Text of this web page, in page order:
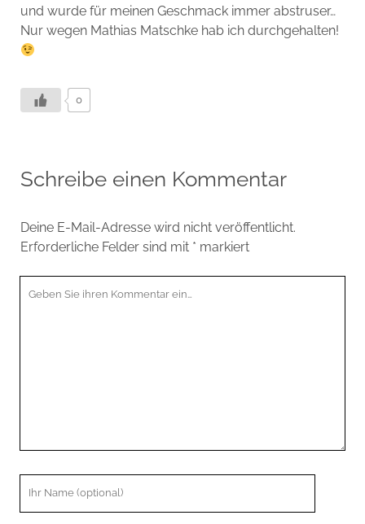
und wurde für meinen Geschmack immer abstruser…
Nur wegen Mathias Matschke hab ich durchgehalten!
0
Schreibe einen Kommentar
Deine E-Mail-Adresse wird nicht veröffentlicht.
Erforderliche Felder sind mit * markiert